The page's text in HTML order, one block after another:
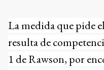
La medida que pide
resulta de
1 de Rawson, por